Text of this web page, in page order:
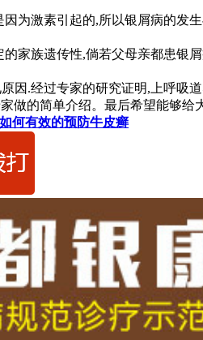
激素引起的,所以银屑病的发
族遗传性,倘若父母亲都患银
.经过专家的研究证明,上呼吸
的简单介绍。最后希望能够给
如何有效的预防牛皮癣